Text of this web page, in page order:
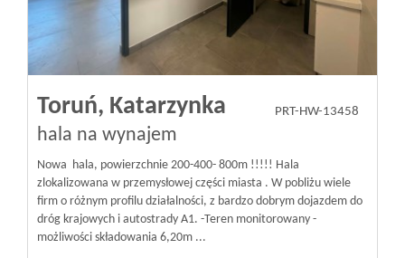
Toruń, Katarzynka
hala na wynajem
PRT-HW-13458
Nowa hala, powierzchnie 200-400- 800m !!!!! Hala
zlokalizowana w przemysłowej części miasta . W pobliżu wiele
firm o różnym profilu działalności, z bardzo dobrym dojazdem do
dróg krajowych i autostrady A1. -Teren monitorowany -
możliwości składowania 6,20m ...